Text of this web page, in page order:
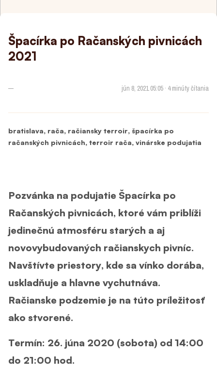
Špacírka po Račanských pivnicách
2021
— jún 8, 2021 05:05 · 4 minúty čítania
bratislava, rača, račiansky terroir, špacírka po
račanských pivnicách, terroir rača, vinárske podujatia
Pozvánka na podujatie Špacírka po
Račanských pivnicách, ktoré vám priblíži
jedinečnú atmosféru starých a aj
novovybudovaných račianskych pivníc.
Navštívte priestory, kde sa vínko dorába,
uskladňuje a hlavne vychutnáva.
Račianske podzemie je na túto príležitosť
ako stvorené.
Termín: 26. júna 2020 (sobota) od 14:00
do 21:00 hod.